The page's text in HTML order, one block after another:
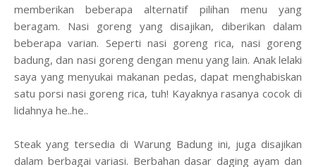
memberikan beberapa alternatif pilihan menu yang
beragam. Nasi goreng yang disajikan, diberikan dalam
beberapavarian. Seperti nasi goreng rica, nasi goreng
badung, dan nasi goreng dengan menu yang lain. Anak lelaki
saya yang menyukai makanan pedas, dapat menghabiskan
satu porsi nasi goreng rica, tuh! Kayaknya rasanya cocok di
lidahnya he..he..
Steak yang tersedia di Warung Badung ini, juga disajikan
dalam berbagai variasi. Berbahan dasar daging ayam dan